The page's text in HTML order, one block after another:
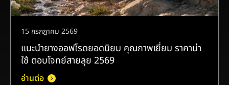
15 กรกฎาคม 2569
แนะนำยางออฟโรดยอดนิยม คุณภาพเยี่ยม ราคาน่า
ใช้ ตอบโจทย์สายลุย 2569
อ่านต่อ